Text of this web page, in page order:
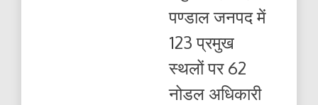
पण्डाल जनपद में
123 प्रमुख
स्थलों पर 62
नोडल अधिकारी